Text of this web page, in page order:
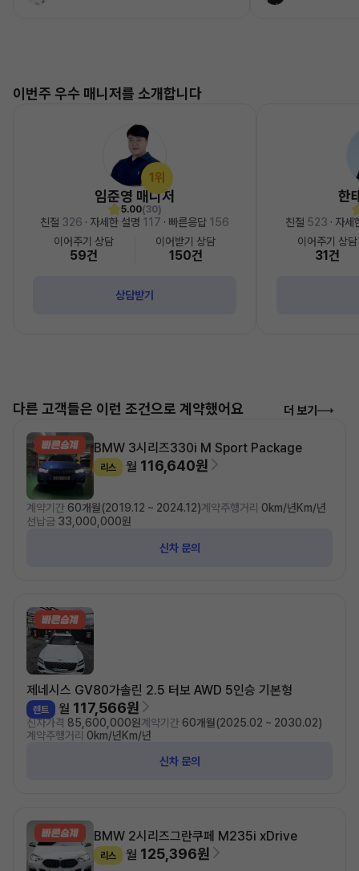
이번주 우수 매니저를 소개합니다
1위
임준영 매니저
5.00(30)
친절 326 · 자세한 설명 117 · 빠른응답 156
이어주기 상담
59건
이어받기 상담
150건
상담받기
한
친절 523 · 자
이어주기 상담
31건
다른 고객들은 이런 조건으로 계약했어요 더 보기
BMW 3시리즈330i M Sport Package
리스 월 116,640원
계약기간 60개월(2019.12 ~ 2024.12)계약주행거리 0km/년Km/년
선납금 33,000,000원
신차 문의
제네시스 GV80가솔린 2.5 터보 AWD 5인승 기본형
렌트 월 117,566원
신차가격 85,600,000원계약기간 60개월(2025.02 ~ 2030.02)
계약주행거리 0km/년Km/년
신차 문의
BMW 2시리즈그란쿠페 M235i xDrive
리스 월 125,396원